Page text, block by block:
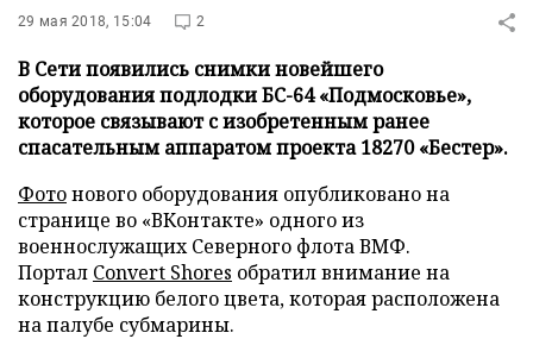
29 мая 2018, 15:04 2
В Сети появились снимки новейшего
оборудования подлодки БС-64 «Подмосковье»,
которое связывают с изобретенным ранее
спасательным аппаратом проекта 18270 «Бестер».
Фотонового оборудования опубликовано на
странице во «ВКонтакте» одного из
военнослужащих Северного флота ВМФ.
Портал Convert Shores обратил внимание на
конструкцию белого цвета, которая расположена
на палубе субмарины.